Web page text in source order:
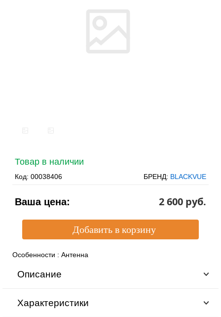
Товар в наличии
Код: 00038406 БРЕНД: BLACKVUE
Ваша цена: 2 600 pуб.
Особенности : Антенна
Описание
Характеристики